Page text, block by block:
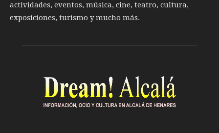
actividades, eventos, música, cine, teatro, cultura,
exposiciones, turismo y mucho más.